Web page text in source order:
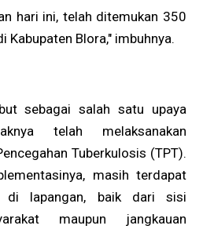
hari ini, telah ditemukan 350
Kabupaten Blora," imbuhnya.
sebagai salah satu upaya
telah melaksanakan
Tuberkulosis (TPT).
masih terdapat
di lapangan, baik dari sisi
maupun jangkauan